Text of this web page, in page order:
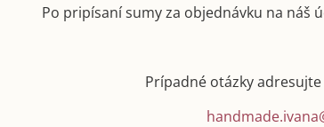
Po pripísaní sumy za objednávku na náš
Prípadné otázky